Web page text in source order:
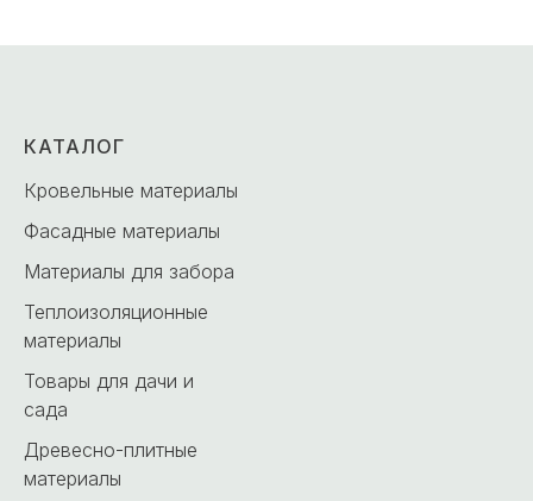
КАТАЛОГ
Кровельные материалы
Фасадные материалы
Материалы для забора
Теплоизоляционные
материалы
Товары для дачи и
сада
Древесно-плитные
материалы